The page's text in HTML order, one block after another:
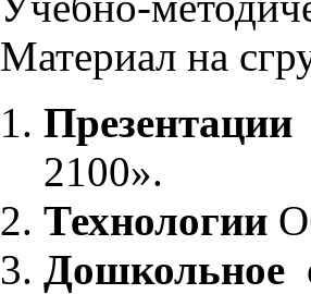
Материал на
2100».
Технологии
Дошкольное